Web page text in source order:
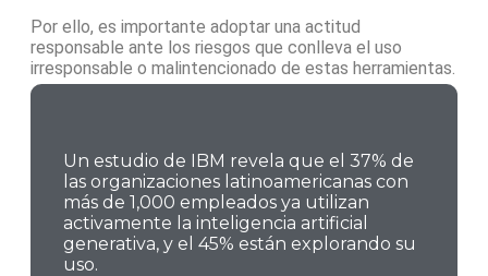
Por ello, es importante adoptar una actitud
responsable ante los riesgos que conlleva el uso
irresponsable o malintencionado de estas herramientas.
Un estudio de IBM revela que el 37% de
las organizaciones latinoamericanas con
más de 1,000 empleados ya utilizan
activamente la inteligencia artificial
generativa, y el 45% están explorando su
uso.